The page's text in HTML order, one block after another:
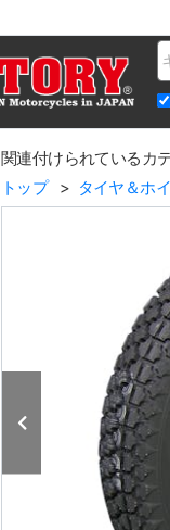
関連付けられているカ
トップ
タイヤ＆ホ